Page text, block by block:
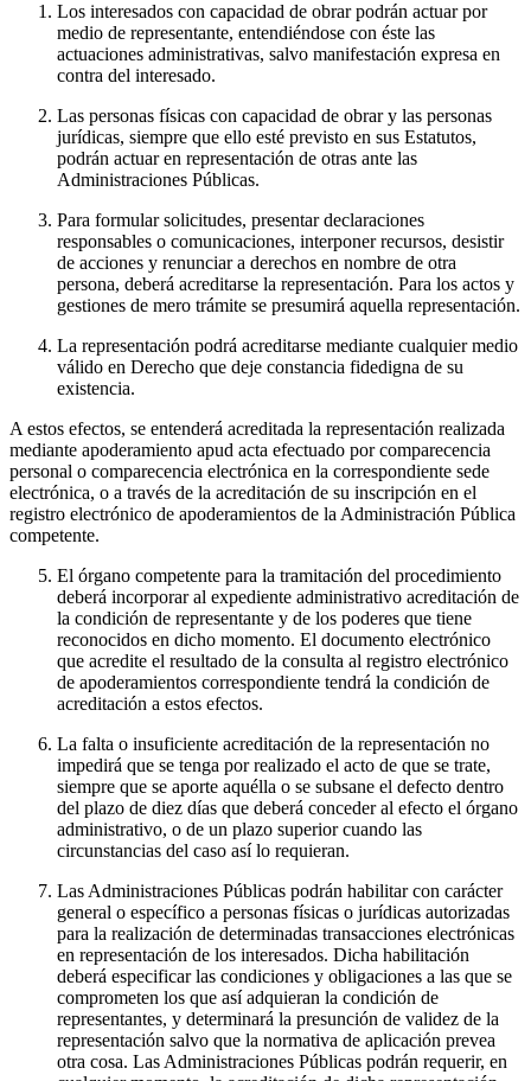
Los interesados con capacidad de obrar podrán actuar por
medio de representante, entendiéndose con éste las
actuaciones administrativas, salvo manifestación expresa en
contra del interesado.
Las personas físicas con capacidad de obrar y las personas
jurídicas, siempre que ello esté previsto en sus Estatutos,
podrán actuar en representación de otras ante las
Administraciones Públicas.
Para formular solicitudes, presentar declaraciones
responsables o comunicaciones, interponer recursos, desistir
de acciones y renunciar a derechos en nombre de otra
persona, deberá acreditarse la representación. Para los actos y
gestiones de mero trámite se presumirá aquella representación.
La representación podrá acreditarse mediante cualquier medio
válido en Derecho que deje constancia fidedigna de su
existencia.
A estos efectos, se entenderá acreditada la representación realizada
mediante apoderamiento apud acta efectuado por comparecencia
personal o comparecencia electrónica en la correspondiente sede
electrónica, o a través de la acreditación de su inscripción en el
registro electrónico de apoderamientos de la Administración Pública
competente.
El órgano competente para la tramitación del procedimiento
deberá incorporar al expediente administrativo acreditación de
la condición de representante y de los poderes que tiene
reconocidos en dicho momento. El documento electrónico
que acredite el resultado de la consulta al registro electrónico
de apoderamientos correspondiente tendrá la condición de
acreditación a estos efectos.
La falta o insuficiente acreditación de la representación no
impedirá que se tenga por realizado el acto de que se trate,
siempre que se aporte aquélla o se subsane el defecto dentro
del plazo de diez días que deberá conceder al efecto el órgano
administrativo, o de un plazo superior cuando las
circunstancias del caso así lo requieran.
Las Administraciones Públicas podrán habilitar con carácter
general o específico a personas físicas o jurídicas autorizadas
para la realización de determinadas transacciones electrónicas
en representación de los interesados. Dicha habilitación
deberá especificar las condiciones y obligaciones a las que se
comprometen los que así adquieran la condición de
representantes, y determinará la presunción de validez de la
representación salvo que la normativa de aplicación prevea
otra cosa. Las Administraciones Públicas podrán requerir, en